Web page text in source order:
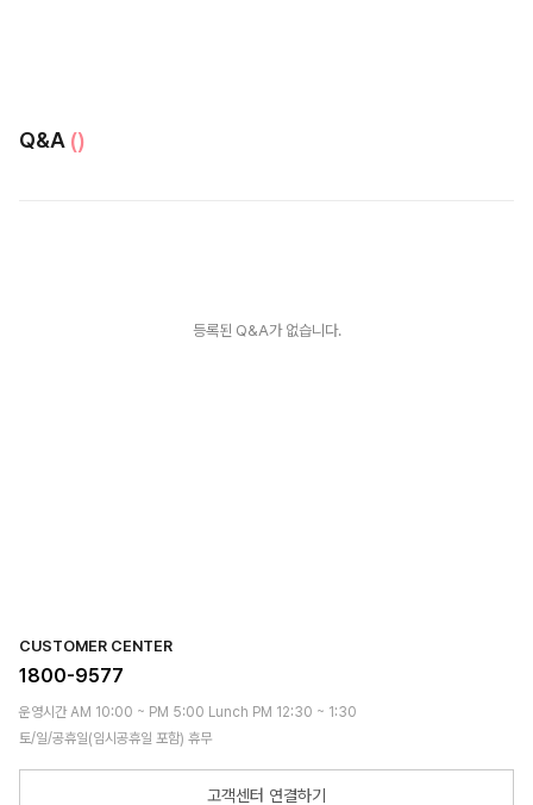
Q&A ()
등록된 Q&A가 없습니다.
CUSTOMER CENTER
1800-9577
운영시간 AM 10:00 ~ PM 5:00 Lunch PM 12:30 ~ 1:30
토/일/공휴일(임시공휴일 포함) 휴무
고객센터 연결하기